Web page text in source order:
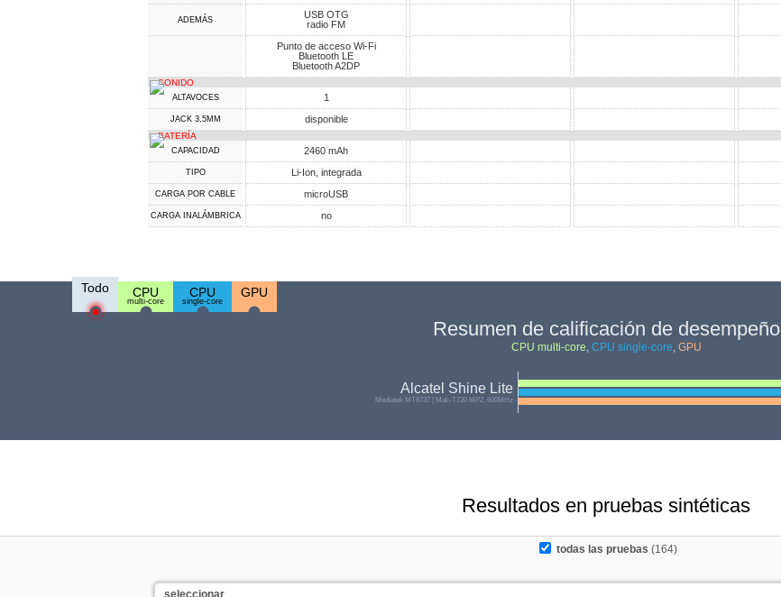
ADEMÁS
USB OTG
radio FM
Punto de acceso Wi-Fi
Bluetooth LE
Bluetooth A2DP
SONIDO
ALTAVOCES 1
JACK 3,5MM disponible
BATERÍA
CAPACIDAD 2460 mAh
TIPO Li-Ion, integrada
CARGA POR CABLE microUSB
CARGA INALÁMBRICA no
Todo CPU
multi-core
CPU
single-core
GPU
Resumen de calificación de desempeño
CPU multi-core, CPU single-core, GPU
Alcatel Shine Lite
Mediatek MT6737 | Mali-T720 MP2, 600MHz
Resultados en pruebas sintéticas
todas las pruebas (164)
seleccionar